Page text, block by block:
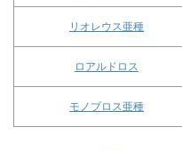
リオレウス亜種
ロアルドロス
モノブロス亜種